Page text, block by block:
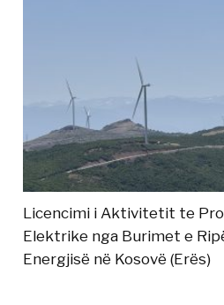
Licencimi i Aktivitetit te
Elektrike nga Burimet e
Energjisë në Kosovë (Erës)